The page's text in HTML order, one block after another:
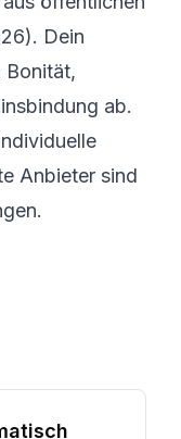
Dein
Bonität,
ab.
Anbieter sind